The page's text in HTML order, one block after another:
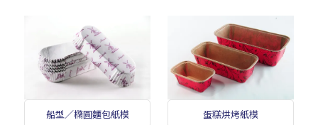
船型／橢圓麵包紙模 蛋糕烘烤紙模